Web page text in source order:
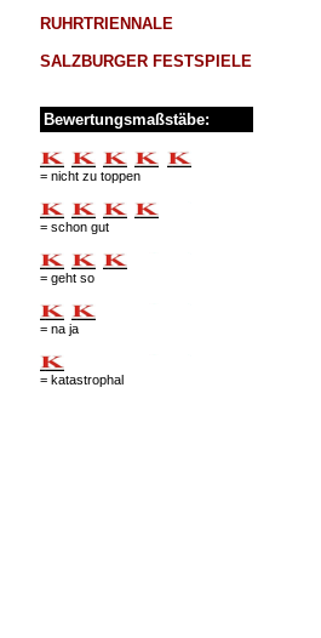
RUHRTRIENNALE
SALZBURGER FESTSPIELE
Bewertungsmaßstäbe:
= nicht zu toppen
= schon gut
= geht so
= na ja
= katastrophal